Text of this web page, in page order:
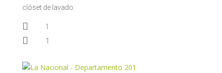
clóset de lavado.
 1
 1